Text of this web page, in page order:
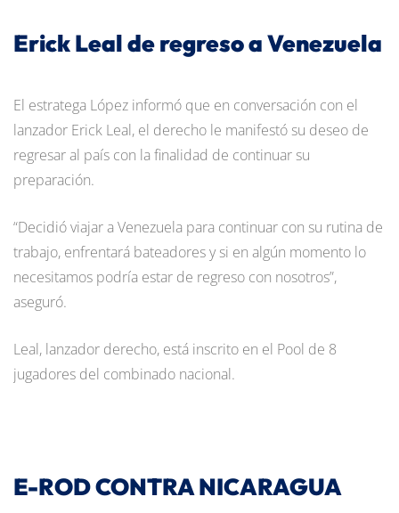
Erick Leal de regreso a Venezuela
El estratega López informó que en conversación con el
lanzador Erick Leal, el derecho le manifestó su deseo de
regresar al país con la finalidad de continuar su
preparación.
“Decidió viajar a Venezuela para continuar con su rutina de
trabajo, enfrentará bateadores y si en algún momento lo
necesitamos podría estar de regreso con nosotros”,
aseguró.
Leal, lanzador derecho, está inscrito en el Pool de 8
jugadores del combinado nacional.
E-ROD CONTRA NICARAGUA